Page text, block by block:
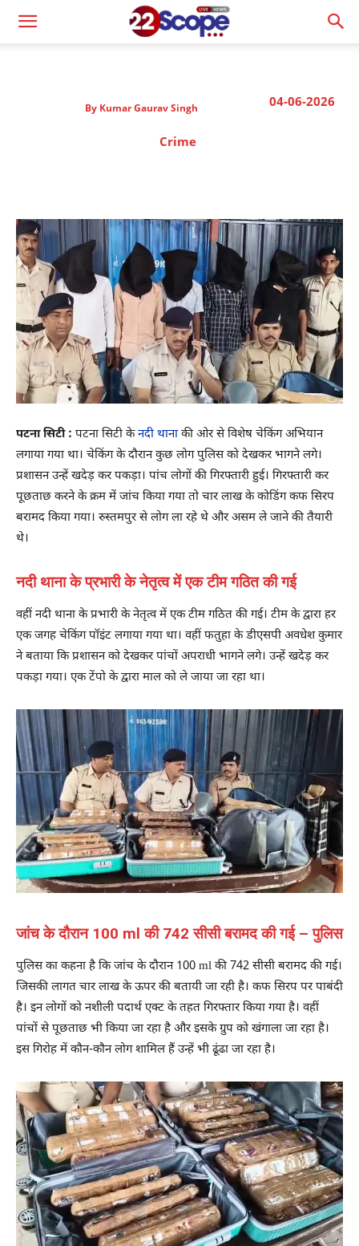
04-06-2026
By Kumar Gaurav Singh
Crime
पटना सिटी : पटना सिटी केनदी थानाकी ओर से विशेष चेकिंग अभियान
लगाया गया था। चेकिंग के दौरान कुछ लोग पुलिस को देखकर भागने लगे।
प्रशासन उन्हें खदेड़ कर पकड़ा। पांच लोगों की गिरफ्तारी हुई। गिरफ्तारी कर
पूछताछ करने के क्रम में जांच किया गया तो चार लाख के कोडिंग कफ सिरप
बरामद किया गया। रुस्तमपुर से लोग ला रहे थे और असम ले जाने की तैयारी
थे।
नदी थाना के प्रभारी के नेतृत्व में एक टीम गठित की गई
वहीं नदी थाना के प्रभारी के नेतृत्व में एक टीम गठित की गई। टीम के द्वारा हर
एक जगह चेकिंग पॉइंट लगाया गया था। वहीं फतुहा के डीएसपी अवधेश कुमार
ने बताया कि प्रशासन को देखकर पांचों अपराधी भागने लगे। उन्हें खदेड़ कर
पकड़ा गया। एक टेंपो के द्वारा माल को ले जाया जा रहा था।
जांच के दौरान 100 ml की 742 सीसी बरामद की गई – पुलिस
पुलिस का कहना है कि जांच के दौरान 100 ml की 742 सीसी बरामद की गई।
जिसकी लागत चार लाख के ऊपर की बतायी जा रही है। कफ सिरप पर पाबंदी
है। इन लोगों को नशीली पदार्थ एक्ट के तहत गिरफ्तार किया गया है। वहीं
पांचों से पूछताछ भी किया जा रहा है और इसके ग्रुप को खंगाला जा रहा है।
इस गिरोह में कौन-कौन लोग शामिल हैं उन्हें भी ढूंढा जा रहा है।